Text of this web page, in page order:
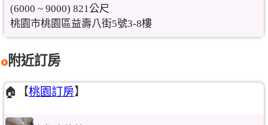
(6000 ~ 9000) 821公尺
桃園市桃園區益壽八街5號3-8樓
附近訂房
🏠【桃園訂房】